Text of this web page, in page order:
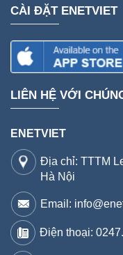
CÀI ĐẶT ENETVIET
LIÊN HỆ VỚI
ENETVIET
Địa chỉ: TTTM
Hà Nội
Email:
Điện thoại: